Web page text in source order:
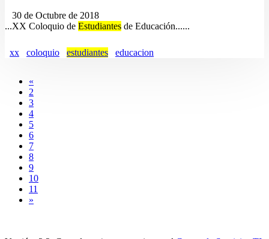
30 de Octubre de 2018
...XX Coloquio de Estudiantes de Educación......
xx coloquio estudiantes educacion
«
2
3
4
5
6
7
8
9
10
11
»